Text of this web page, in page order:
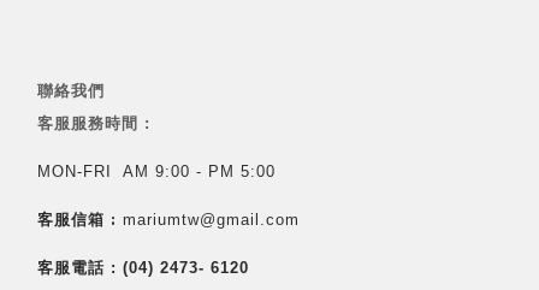
聯絡我們
客服服務時間 :
MON-FRI AM 9:00 - PM 5:00
客服信箱 : mariumtw@gmail.com
客服電話 : (04) 2473- 6120